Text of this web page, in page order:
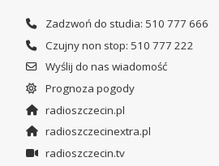
Zadzwoń do studia: 510 777 666
Czujny non stop: 510 777 222
Wyślij do nas wiadomość
Prognoza pogody
radioszczecin.pl
radioszczecinextra.pl
radioszczecin.tv